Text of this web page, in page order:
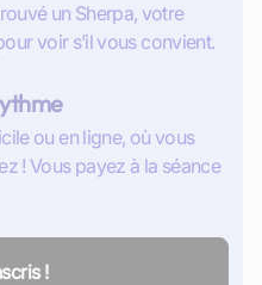
un Sherpa, votre
voir s’il vous convient.
ou en ligne, où vous
! Vous payez à la séance
!